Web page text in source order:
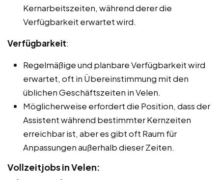
Kernarbeitszeiten, während derer die
Verfügbarkeit erwartet wird.
Verfügbarkeit:
Regelmäßige und planbare Verfügbarkeit wird
erwartet, oft in Übereinstimmung mit den
üblichen Geschäftszeiten in Velen.
Möglicherweise erfordert die Position, dass der
Assistent während bestimmter Kernzeiten
erreichbar ist, aber es gibt oft Raum für
Anpassungen außerhalb dieser Zeiten.
Vollzeitjobs in Velen: